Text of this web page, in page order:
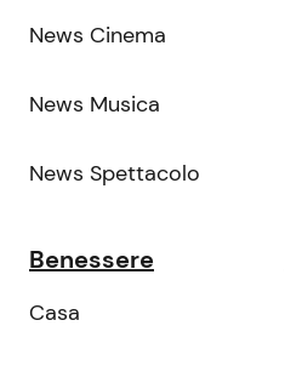
News Cinema
News Musica
News Spettacolo
Benessere
Casa